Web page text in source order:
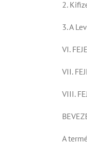
2.
3. A
VI.
VII.
VIII.
A